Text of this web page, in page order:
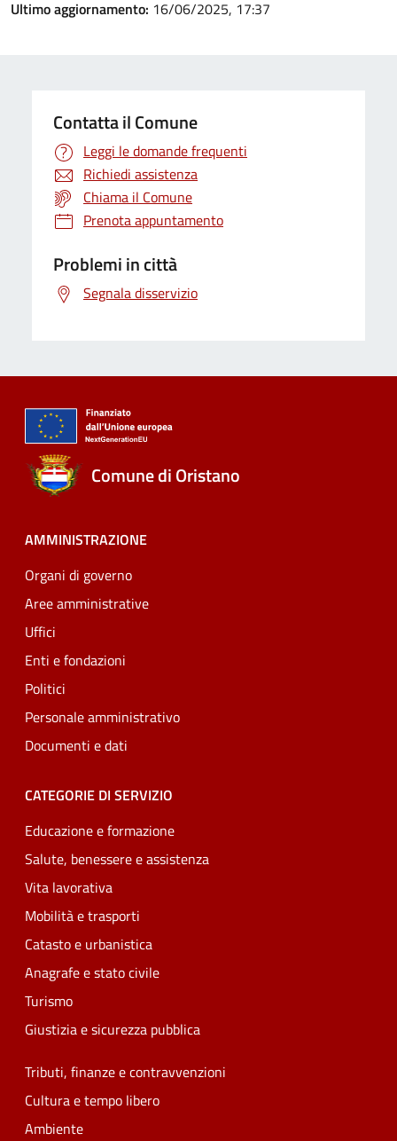
Ultimo aggiornamento: 16/06/2025, 17:37
Contatta il Comune
Leggi le domande frequenti
Richiedi assistenza
Chiama il Comune
Prenota appuntamento
Problemi in città
Segnala disservizio
Comune di Oristano
AMMINISTRAZIONE
Organi di governo
Aree amministrative
Uffici
Enti e fondazioni
Politici
Personale amministrativo
Documenti e dati
CATEGORIE DI SERVIZIO
Educazione e formazione
Salute, benessere e assistenza
Vita lavorativa
Mobilità e trasporti
Catasto e urbanistica
Anagrafe e stato civile
Turismo
Giustizia e sicurezza pubblica
Tributi, finanze e contravvenzioni
Cultura e tempo libero
Ambiente